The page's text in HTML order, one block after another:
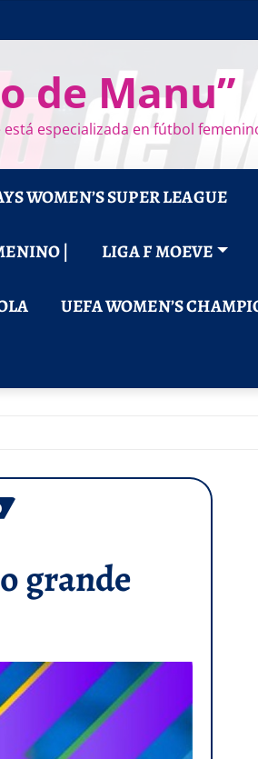
de Manu”
especializada en fútbol
WOMEN’S SUPER LEAGUE
| LIGA F MOEVE
UEFA WOMEN’S
grande